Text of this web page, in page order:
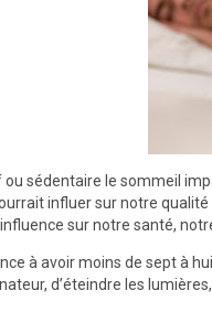
ou sédentaire le sommeil
influer sur notre
sur notre santé,
à avoir moins de sept à
d’éteindre les